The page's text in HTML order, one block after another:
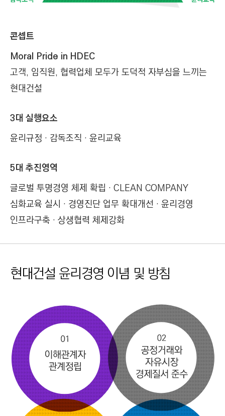
콘셉트
Moral Pride in HDEC
고객, 임직원, 협력업체 모두가 도덕적 자부심을 느끼는
현대건설
3대 실행요소
윤리규정 · 감독조직 · 윤리교육
5대 추진영역
글로벌 투명경영 체제 확립 · CLEAN COMPANY
심화교육 실시 · 경영진단 업무 확대개선 · 윤리경영
인프라구축 · 상생협력 체제강화
현대건설 윤리경영 이념 및 방침